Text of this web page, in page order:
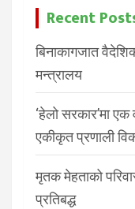
Recent
बिनाकागजात
मन्त्रालय
‘हेलो सरकार’मा
एकीकृत प्रणाली
मृतक मेहताको
प्रतिबद्ध